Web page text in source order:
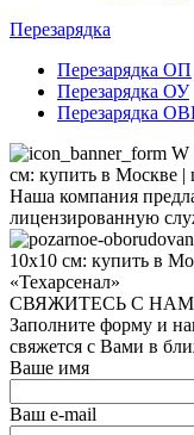
Перезарядка
Перезарядка ОП
Перезарядка ОУ
Перезарядка
Наша компания
лицензированную
СВЯЖИТЕСЬ С
Заполните форму и
свяжется с Вами в
Ваше имя
Ваш e-mail